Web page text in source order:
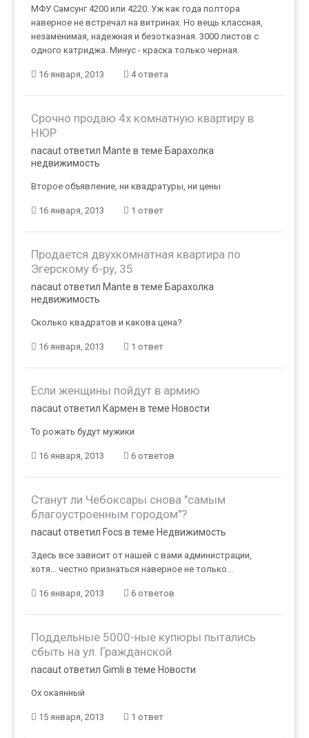
МФУ Самсунг 4200 или 4220. Уж как года полтора
наверное не встречал на витринах. Но вещь классная,
незаменимая, надежная и безотказная. 3000 листов с
одного катриджа. Минус - краска только черная.
16 января, 2013 4 ответа
Срочно продаю 4х комнатную квартиру в
НЮР
nacaut ответил Mante в теме Барахолка
недвижимость
Второе объявление, ни квадратуры, ни цены
16 января, 2013 1 ответ
Продается двухкомнатная квартира по
Эгерскому б-ру, 35
nacaut ответил Mante в теме Барахолка
недвижимость
Сколько квадратов и какова цена?
16 января, 2013 1 ответ
Если женщины пойдут в армию
nacaut ответил Кармен в теме Новости
То рожать будут мужики
16 января, 2013 6 ответов
Станут ли Чебоксары снова "самым
благоустроенным городом"?
nacaut ответил Focs в теме Недвижимость
Здесь все зависит от нашей с вами администрации,
хотя... честно признаться наверное не только...
16 января, 2013 6 ответов
Поддельные 5000-ные купюры пытались
сбыть на ул. Гражданской
nacaut ответил Gimli в теме Новости
Ох окаянный
15 января, 2013 1 ответ